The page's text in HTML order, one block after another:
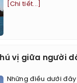
[Chi tiết...]
vị giữa người
Những điều dưới